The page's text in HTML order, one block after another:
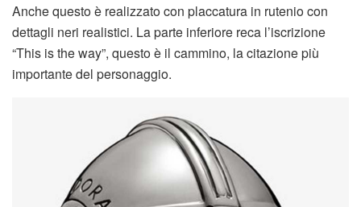
Anche questo è realizzato con placcatura in rutenio con
dettagli neri realistici. La parte inferiore reca l’iscrizione
“This is the way”, questo è il cammino, la citazione più
importante del personaggio.